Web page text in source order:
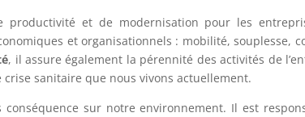
et de modernisation pour les
et organisationnels : mobilité, souplesse,
, il assure également la pérennité des activités de
sanitaire que nous vivons actuellement.
sur notre environnement. Il est